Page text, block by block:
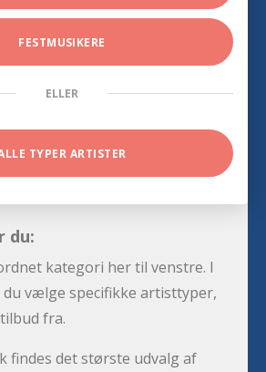
FESTMUSIKERE
ELLER
TYPER ARTISTER
du:
kategori her til venstre. I
vælge specifikke artisttyper,
fra.
findes det største udvalg af